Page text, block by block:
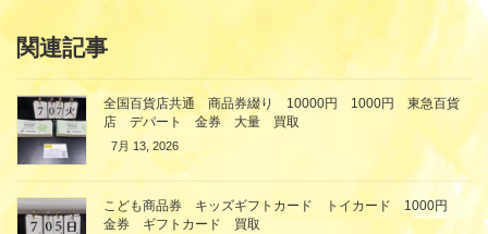
関連記事
全国百貨店共通 商品券綴り 10000円 1000円 東急百貨
店 デパート 金券 大量 買取
7月 13, 2026
こども商品券 キッズギフトカード トイカード 1000円
金券 ギフトカード 買取